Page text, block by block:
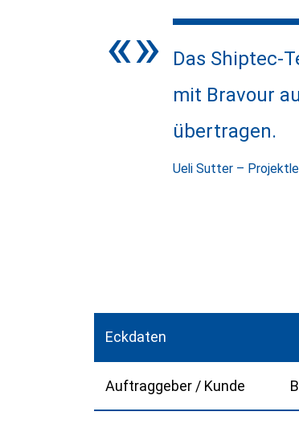
«»
Das Shiptec-
mit Bravour
übertragen.
Ueli Sutter –
Eckdaten
Auftraggeber / Kunde